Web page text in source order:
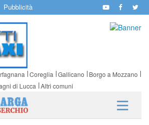
Pubblicità
Coreglia Gallicano
Borgo a Mozzano
di Lucca Altri comuni